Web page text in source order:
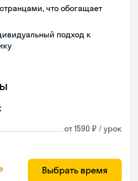
что обогащает
подход к
от 1590 ₽ / урок
Выбрать время